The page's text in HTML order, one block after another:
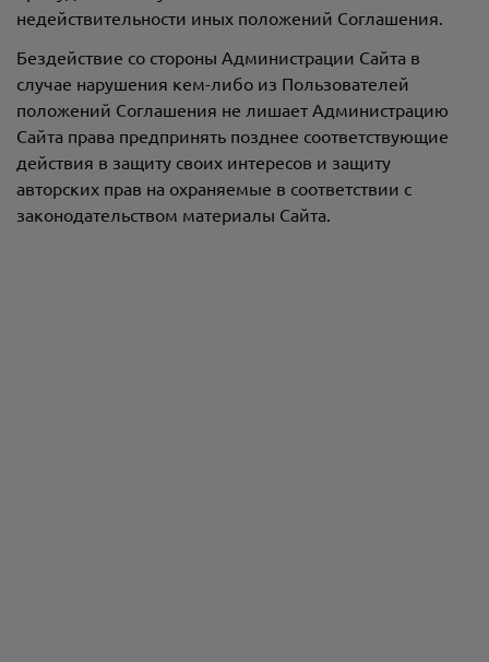
недействительности иных положений Соглашения.
Бездействие со стороны Администрации Сайта в
случае нарушения кем-либо из Пользователей
положений Соглашения не лишает Администрацию
Сайта права предпринять позднее соответствующие
действия в защиту своих интересов и защиту
авторских прав на охраняемые в соответствии с
законодательством материалы Сайта.